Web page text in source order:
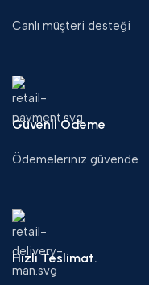
Canlı müşteri desteği
Güvenli Ödeme
Ödemeleriniz güvende
Hızlı Teslimat.